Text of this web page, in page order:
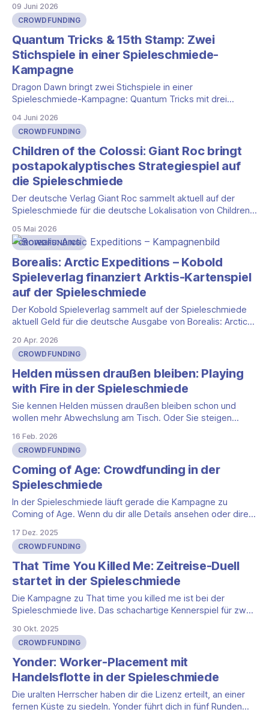
des Grundspiels.
09 Juni 2026
CROWDFUNDING
Quantum Tricks & 15th Stamp: Zwei
Stichspiele in einer Spieleschmiede-
Kampagne
Dragon Dawn bringt zwei Stichspiele in einer
Spieleschmiede-Kampagne: Quantum Tricks mit drei
04 Juni 2026
CROWDFUNDING
Children of the Colossi: Giant Roc bringt
postapokalyptisches Strategiespiel auf
die Spieleschmiede
Der deutsche Verlag Giant Roc sammelt aktuell auf der
Spieleschmiede für die deutsche Lokalisation von Children
Map-Elementen stammt vom italienischen Designer Jacopo
Sarli und erschien international 2025 bei Cosmodrome
Games. Die deutsche Ausgabe – auch unter dem Untertitel
"Die
05 Mai 2026
CROWDFUNDING
Borealis: Arctic Expeditions – Kobold
Spieleverlag finanziert Arktis-Kartenspiel
auf der Spieleschmiede
Der Kobold Spieleverlag sammelt auf der Spieleschmiede
aktuell Geld für die deutsche Ausgabe von Borealis: Arctic
bereits übertroffen, aktuell steht die Kampagne bei 2.684
Euro durch 74 Unterstützer. Bis zum Kampagnenende
bleiben noch 22 Tage. Fotosafari in der Arktis Borealis:
Arctic
20 Apr. 2026
CROWDFUNDING
Helden müssen draußen bleiben: Playing
with Fire in der Spieleschmiede
Sie kennen Helden müssen draußen bleiben schon und
wollen mehr Abwechslung am Tisch. Oder Sie steigen
der Spieleschmiede-Kampagne zur deutschen Version von
„Playing with Fire“ bekommen Sie neue Inhalte für das
Brettspiel, eine Organisationslösung mit Matten und auf
Wunsch auch
16 Feb. 2026
CROWDFUNDING
Coming of Age: Crowdfunding in der
Spieleschmiede
In der Spieleschmiede läuft gerade die Kampagne zu
Coming of Age. Wenn du dir alle Details ansehen oder direkt
Thematisch begleitest du eine Figur von der Kindheit bis
nach den Teenagerjahren und versuchst, am Ende die
meisten Lebenserfahrungspunkte gesammelt zu haben.
Worum
17 Dez. 2025
CROWDFUNDING
That Time You Killed Me: Zeitreise-Duell
startet in der Spieleschmiede
Die Kampagne zu That time you killed me ist bei der
Spieleschmiede live. Das schachartige Kennerspiel für zwei
Illustrationen von Jor Ros und Grafik von Stevo Torres.
Projektseite: Spieleschmiede öffnen. That Time You Killed
Me in der Spieleschmiede Im Zentrum
30 Okt. 2025
CROWDFUNDING
Yonder: Worker-Placement mit
Handelsflotte in der Spieleschmiede
Die uralten Herrscher haben dir die Lizenz erteilt, an einer
fernen Küste zu siedeln. Yonder führt dich in fünf Runden